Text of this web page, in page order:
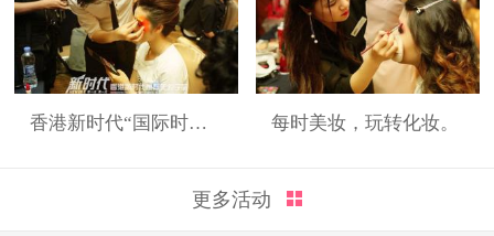
香港新时代“国际时装周”展演造型 每时美妆，玩转化妆。
更多活动